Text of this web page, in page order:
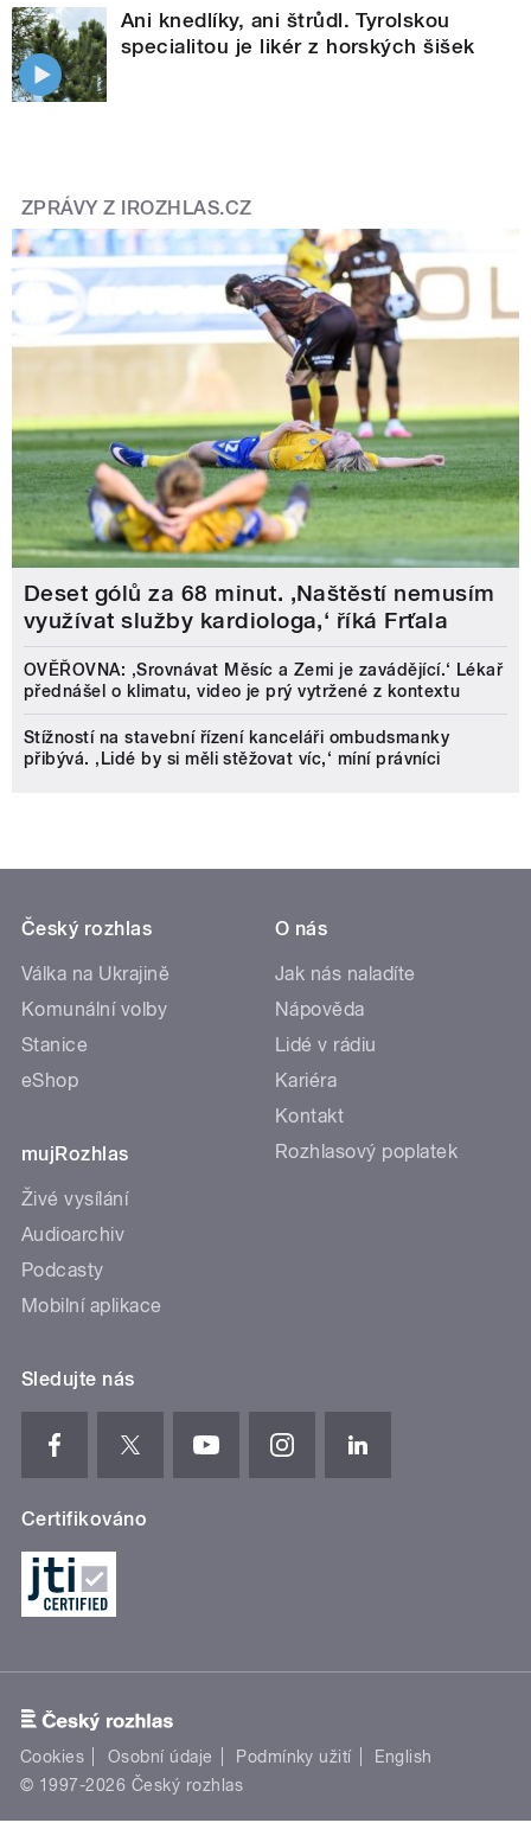
Ani knedlíky, ani štrůdl. Tyrolskou
specialitou je likér z horských šišek
ZPRÁVY Z IROZHLAS.CZ
Deset gólů za 68 minut. ,Naštěstí nemusím
využívat služby kardiologa,‘ říká Frťala
OVĚŘOVNA: ‚Srovnávat Měsíc a Zemi je zavádějící.‘ Lékař
přednášel o klimatu, video je prý vytržené z kontextu
Stížností na stavební řízení kanceláři ombudsmanky
přibývá. ‚Lidé by si měli stěžovat víc,‘ míní právníci
Český rozhlas
Válka na Ukrajině
Komunální volby
Stanice
eShop
mujRozhlas
Živé vysílání
Audioarchiv
Podcasty
Mobilní aplikace
O nás
Jak nás naladíte
Nápověda
Lidé v rádiu
Kariéra
Kontakt
Rozhlasový poplatek
Sledujte nás
Certifikováno
Cookies Osobní údaje Podmínky užití
English
© 1997-2026 Český rozhlas